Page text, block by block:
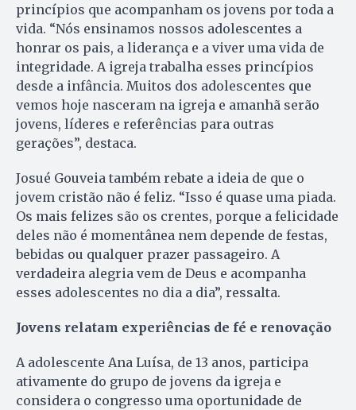
princípios que acompanham os jovens por toda a
vida. “Nós ensinamos nossos adolescentes a
honrar os pais, a liderança e a viver uma vida de
integridade. A igreja trabalha esses princípios
desde a infância. Muitos dos adolescentes que
vemos hoje nasceram na igreja e amanhã serão
jovens, líderes e referências para outras
gerações”, destaca.
Josué Gouveia também rebate a ideia de que o
jovem cristão não é feliz. “Isso é quase uma piada.
Os mais felizes são os crentes, porque a felicidade
deles não é momentânea nem depende de festas,
bebidas ou qualquer prazer passageiro. A
verdadeira alegria vem de Deus e acompanha
esses adolescentes no dia a dia”, ressalta.
Jovens relatam experiências de fé e renovação
A adolescente Ana Luísa, de 13 anos, participa
ativamente do grupo de jovens da igreja e
considera o congresso uma oportunidade de